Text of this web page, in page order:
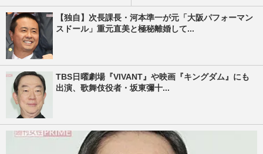
【独自】次長課長・河本準一が元「大阪パフォーマン
スドール」重元直美と極秘離婚して...
TBS日曜劇場『VIVANT』や映画『キングダム』にも
出演、歌舞伎役者・坂東彌十...